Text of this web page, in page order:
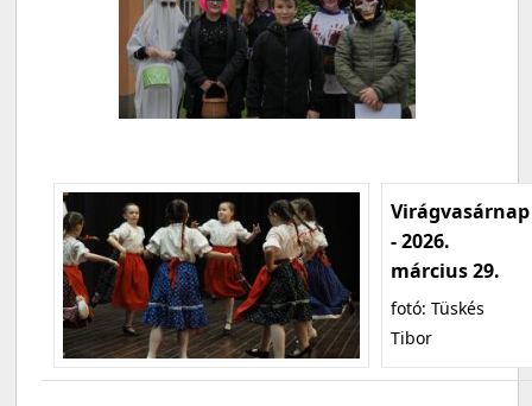
Virágvasárnap
- 2026.
március 29.
fotó: Tüskés
Tibor